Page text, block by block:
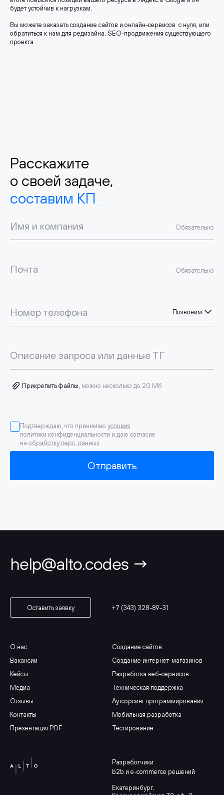
будет устойчив к нагрузкам.
Вы можете заказать создание сайтов и онлайн-сервисов с нуля, или
обратиться к нам для редизайна, SEO-продвижения существующего
проекта.
Расскажите
о своей задаче,
составим КП
Имя и компания Обязательно
Почта Обязательно
Номер телефона Позвоним
Описание запроса или данные ТГ
Прикрепить файлы, можно несколько до 20 Мб
Подтверждаю, что принимаю условия
политики конфиденциальности и даю согласие
на обработку перс. данных
Отправить
help@alto.codes →
Разработчики
b2b и e-commerce решений
Екатеринбург,
Оставить заявку +7 (343) 328-89-31
О нас
Вакансии
Кейсы
Медиа
Отзывы
Контакты
Презентация PDF
Создание сайтов
Создание интернет-магазинов
Разработка веб-сервисов
Техническая поддержка
Аутсорсинг программирования
Мобильная разработка
Тестирование